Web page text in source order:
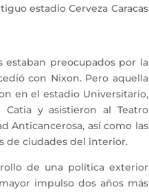
estadio Cerveza Caracas
preocupados por la
con Nixon. Pero aquella
en el estadio Universitario,
y asistieron al Teatro
Anticancerosa, así como las
de ciudades del interior.
de una política exterior
impulso dos años más